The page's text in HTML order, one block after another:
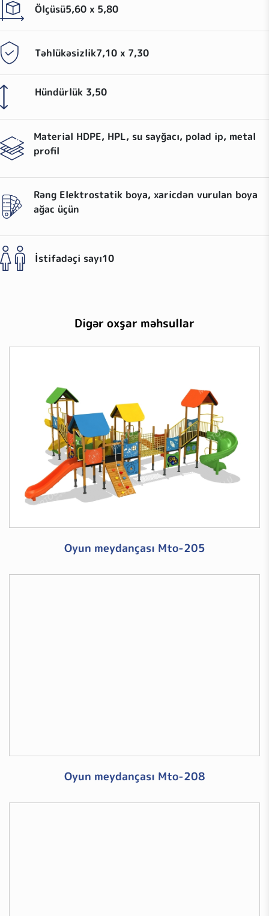
Ölçüsü5,60 x 5,80
Təhlükəsizlik7,10 x 7,30
Hündürlük 3,50
Material HDPE, HPL, su sayğacı, polad ip, metal
profil
Rəng Elektrostatik boya, xaricdən vurulan boya
ağac üçün
İstifadəçi sayı10
Digər oxşar məhsullar
Oyun meydançası Mto-205
Oyun meydançası Mto-208